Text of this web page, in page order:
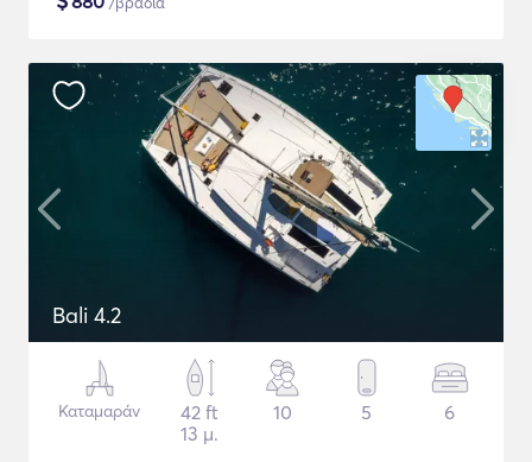
Bali 4.2
Καταμαράν
42 ft
13 μ.
10 5 6